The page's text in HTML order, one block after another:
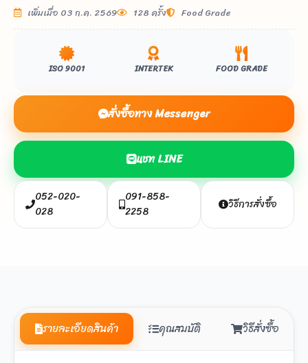
เพิ่มเมื่อ 03 ก.ค. 2569 128 ครั้ง Food Grade
ISO 9001 INTERTEK FOOD GRADE
สั่งซื้อทาง Messenger
แชท LINE
052-020-
028
091-858-
2258
วิธีการสั่งซื้อ
รายละเอียดสินค้า คุณสมบัติ วิธีสั่งซื้อ